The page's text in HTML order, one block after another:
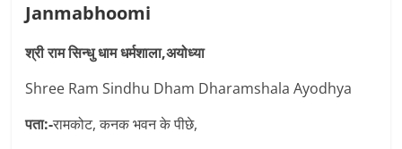
Janmabhoomi
श्री राम सिन्धु धाम धर्मशाला,अयोध्या
Shree Ram Sindhu Dham Dharamshala Ayodhya
पता:-रामकोट, कनक भवन के पीछे,